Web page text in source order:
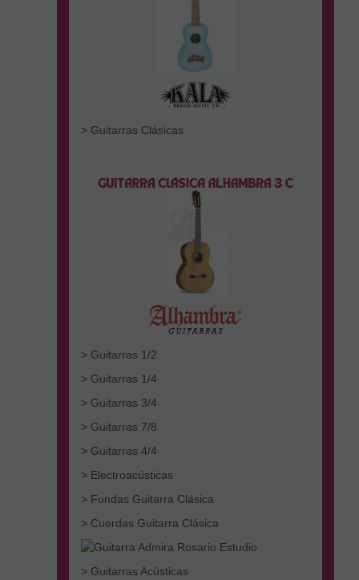
> Guitarras Clásicas
> Guitarras 1/2
> Guitarras 1/4
> Guitarras 3/4
> Guitarras 7/8
> Guitarras 4/4
> Electroacústicas
> Fundas Guitarra Clásica
> Cuerdas Guitarra Clásica
> Guitarras Acústicas